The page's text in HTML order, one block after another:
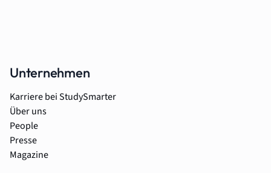
Unternehmen
Karriere bei StudySmarter
Über uns
People
Presse
Magazine